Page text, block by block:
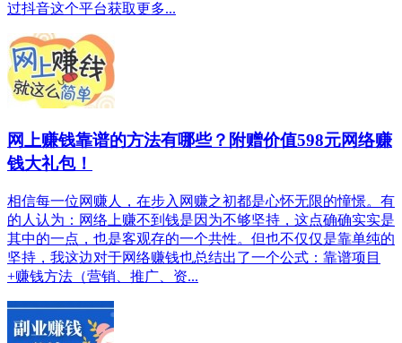
过抖音这个平台获取更多...
网上赚钱靠谱的方法有哪些？附赠价值598元网络赚
钱大礼包！
相信每一位网赚人，在步入网赚之初都是心怀无限的憧憬。有
的人认为：网络上赚不到钱是因为不够坚持，这点确确实实是
其中的一点，也是客观存的一个共性。但也不仅仅是靠单纯的
坚持，我这边对于网络赚钱也总结出了一个公式：靠谱项目
+赚钱方法（营销、推广、资...